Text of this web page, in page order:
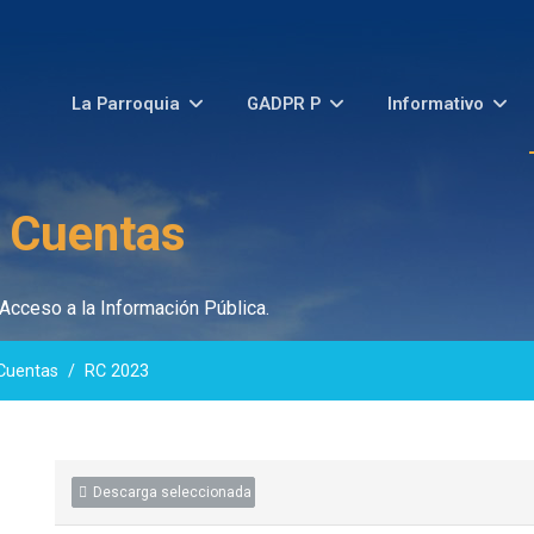
La Parroquia GADPR P Informativo
a la Información Pública.
RC 2023
Descarga seleccionada